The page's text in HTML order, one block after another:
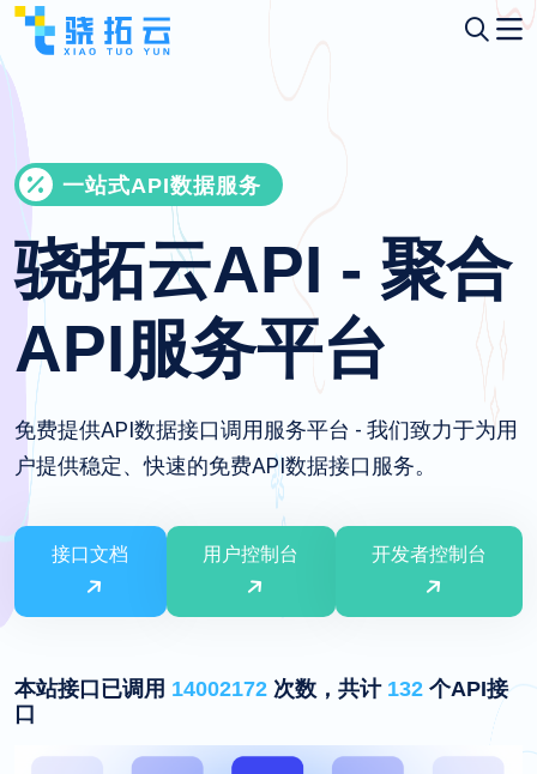
一站式API数据服务
骁拓云API - 聚合
API服务平台
免费提供API数据接口调用服务平台 - 我们致力于为用
户提供稳定、快速的免费API数据接口服务。
接口文档 用户控制台 开发者控制台
本站接口已调用 14002172 次数，共计 132 个API接
口